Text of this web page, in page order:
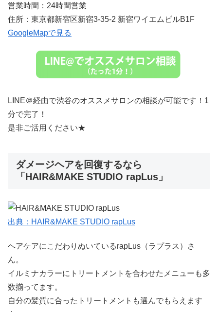
営業時間：24時間営業
住所：東京都新宿区新宿3-35-2 新宿ワイエムビルB1F
GoogleMapで見る
LINE＠経由で渋谷のオススメサロンの相談が可能です！1
分で完了！
是非ご活用ください★
ダメージヘアを回復するなら
「HAIR&MAKE STUDIO rapLus」
出典：HAIR&MAKE STUDIO rapLus
ヘアケアにこだわりぬいているrapLus（ラプラス）さ
ん。
イルミナカラーにトリートメントを合わせたメニューも多
数揃ってます。
自分の髪質に合ったトリートメントも選んでもらえます